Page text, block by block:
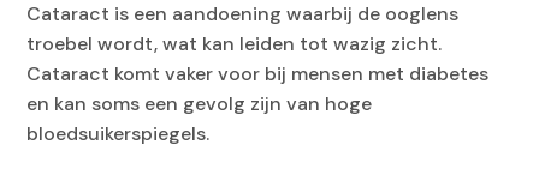
Cataract is een aandoening waarbij de ooglens
troebel wordt, wat kan leiden tot wazig zicht.
Cataract komt vaker voor bij mensen met diabetes
en kan soms een gevolg zijn van hoge
bloedsuikerspiegels.